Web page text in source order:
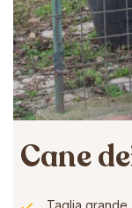
Cane
Taglia grande